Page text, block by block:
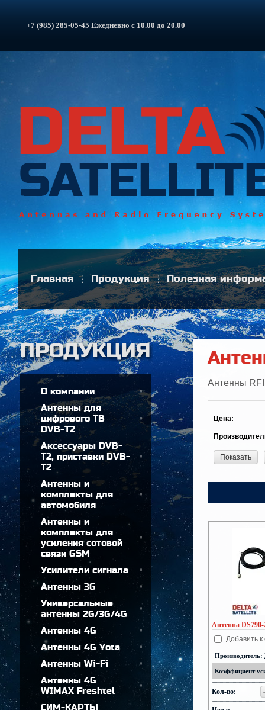
+7 (985) 285-05-45 Ежедневно с 10.00 до 20.00
Главная Продукция Полезная
О компании
Антенны для
цифрового ТВ
DVB-T2
Аксессуары DVB-
T2, приставки DVB-
T2
Антенны и
комплекты для
автомобиля
Антенны и
комплекты для
усиления сотовой
связи GSM
Усилители сигнала
Антенны 3G
Универсальные
антенны 2G/3G/4G
Антенны 4G
Антенны 4G Yota
Антенны Wi-Fi
Антенны 4G
WIMAX Freshtel
СИМ-КАРТЫ
Антенны
Цена:
Показать
Антенна DS790-
Добавить
Производитель:
Коэффициент
Кол-во: